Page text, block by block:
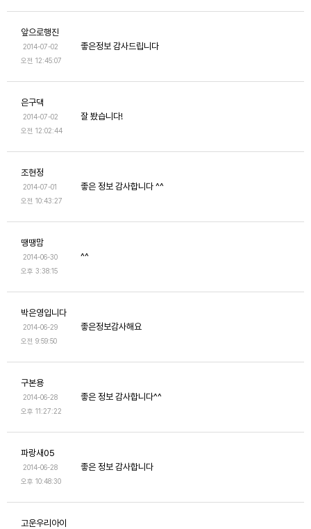
앞으로행진
2014-07-02
오전 12:45:07
좋은정보 감사드립니다
은구댁
2014-07-02
오전 12:02:44
잘 봤습니다!
조현정
2014-07-01
오전 10:43:27
좋은 정보 감사합니다 ^^
땡땡맘
2014-06-30
오후 3:38:15
^^
박은영입니다
2014-06-29
오전 9:59:50
좋은정보감사해요
구본용
2014-06-28
오후 11:27:22
좋은 정보 감사합니다^^
파랑새05
2014-06-28
오후 10:48:30
좋은 정보 감사합니다
고운우리아이